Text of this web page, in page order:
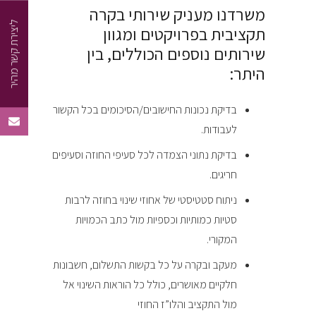
ליצירת קשר מהיר
משרדנו מעניק שירותי בקרה
תקציבית בפרויקטים ומגוון
שירותים נוספים הכוללים, בין
היתר:
בדיקת נכונות החישובים/הסיכומים בכל הקשור
לעבודות.
בדיקת נתוני הצמדה לכל סעיפי החוזה וסעיפים
חריגים.
ניתוח סטטיסטי של אחוזי שינוי בחוזה לרבות
סטיות כמותיות וכספיות מול כתב הכמויות
המקורי.
מעקב ובקרה על כל בקשות התשלום, חשבונות
חלקיים מאושרים, כולל כל הוראות השינוי אל
מול התקציב והלו”ז החוזי